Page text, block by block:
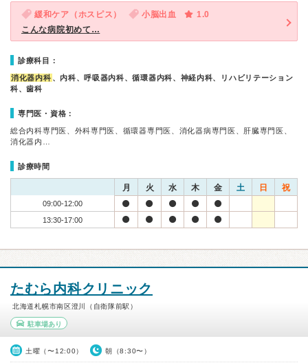
緩和ケア（ホスピス） 小脳出血
1.0
こんな病院初めて…
診療科目：
消化器内科 、内科、呼吸器内科、循環器内科、神経内科、リハビリテーション
科、歯科
専門医・資格：
総合内科専門医、外科専門医、循環器専門医、消化器病専門医、肝臓専門医、
消化器内…
診療時間
月 火 水 木 金 土 日 祝
09:00-12:00
13:30-17:00
たむら内科クリニック
北海道札幌市南区澄川（自衛隊前駅）
駐車場あり
土曜（〜12:00） 朝（8:30〜）